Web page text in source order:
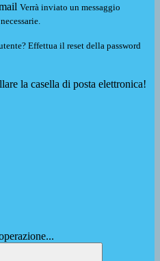
Verrà inviato un messaggio
Effettua il reset della password
la casella di posta elettronica!